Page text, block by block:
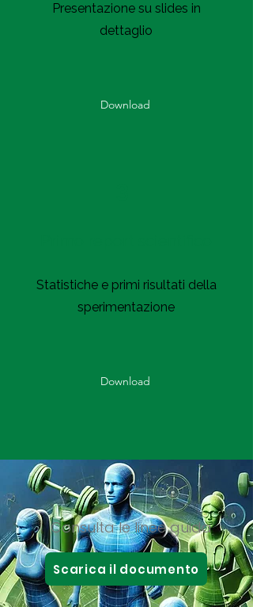
Presentazione su slides in
dettaglio
Download
Statistiche e primi risultati della
sperimentazione
Download
Consulta le linee guida
Scarica il documento